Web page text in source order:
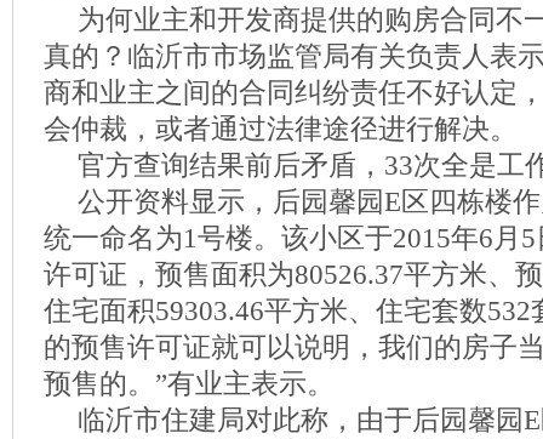
为何业主和开发商提供的购房合同不
真的？临沂市市场监管局有关负责人表
商和业主之间的合同纠纷责任不好认定
会仲裁，或者通过法律途径进行解决。
官方查询结果前后矛盾，33次全是工
公开资料显示，后园馨园E区四栋楼
统一命名为1号楼。该小区于2015年6月
许可证，预售面积为80526.37平方米、
住宅面积59303.46平方米、住宅套数532
的预售许可证就可以说明，我们的房子
预售的。”有业主表示。
临沂市住建局对此称，由于后园馨园